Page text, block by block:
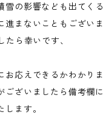
雪の影響なども出てくる
進まないこともございま
たら幸いです、
応えできるかわかりま
ございましたら備考欄に
します。